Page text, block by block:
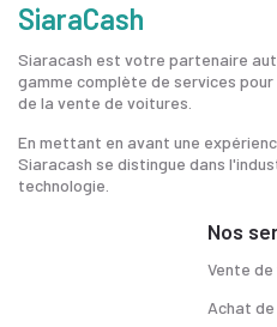
SiaraCash
Siaracash est votre partenaire
gamme complète de services
de la vente de voitures.
En mettant en avant une
Siaracash se distingue dans
technologie.
Nos
Vente
Achat